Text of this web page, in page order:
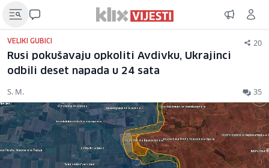
VELIKI GUBICI 20
Rusi pokušavaju opkoliti Avdivku, Ukrajinci
odbili deset napada u 24 sata
S. M. 35